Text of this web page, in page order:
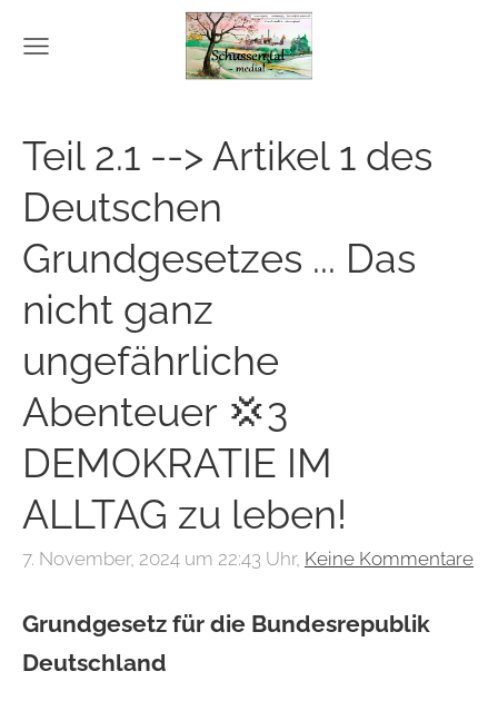
Teil 2.1 --> Artikel 1 des
Deutschen
Grundgesetzes ... Das
nicht ganz
ungefährliche
Abenteuer 💢3
DEMOKRATIE IM
ALLTAG zu leben!
7. November, 2024 um 22:43 Uhr, Keine Kommentare
Grundgesetz für die Bundesrepublik
Deutschland